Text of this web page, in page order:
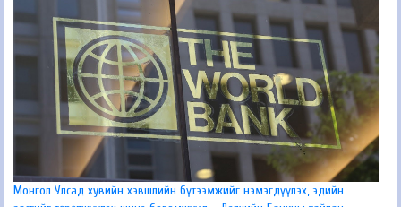
Монгол Улсад хувийн хэвшлийн бүтээмжийг нэмэгдүүлэх, эдийн